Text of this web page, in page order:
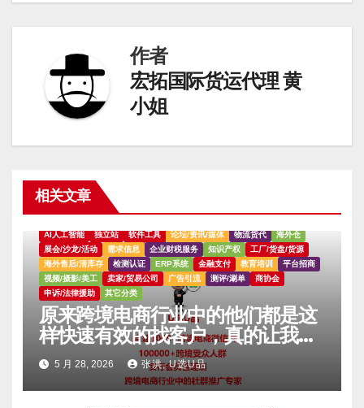
作者
宏拓国际货运代理 黄
小姐
相关文章
AI人工智能 独立站 软件工具 论坛/资讯/媒体 物流货代
海外仓
展会/沙龙/活动
需求信息 企业财税服务 知识产权
工厂/货盘/货源
海外售后/清库存
检测认证 ERP系统 金融支付 教育培训
平台招商
视频/摄影/美工
卖家/贸易公司 广告引流 测评/涮单
商协会
申诉/法律援助
其它分类
原来跨境电商行业中的他们都是这
样快速有效的找客户，真的让我大
吃一惊。。。。
5 月 28, 2026 张洪, U选U品